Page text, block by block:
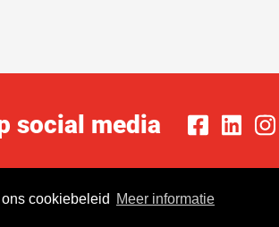
cookiebeleid Meer informatie
social media